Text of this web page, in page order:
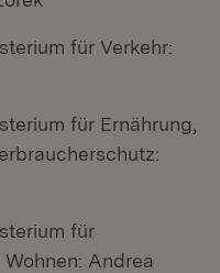
für Verkehr:
für Ernährung,
für
Andrea